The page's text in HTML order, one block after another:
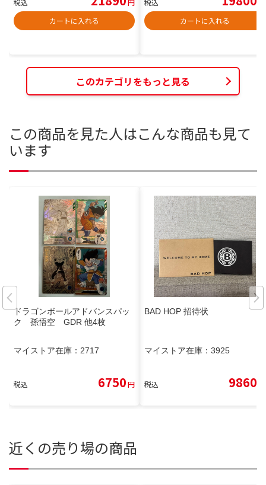
カートに入れる
カートに入れる
このカテゴリをもっと見る
この商品を見た人はこんな商品も見て
います
ドラゴンボールアドバンスパッ
ク 孫悟空 GDR 他4枚
マイストア在庫： 2717
税込 6750円
BAD HOP 招待状
マイストア在庫： 3925
税込 9860
近くの売り場の商品